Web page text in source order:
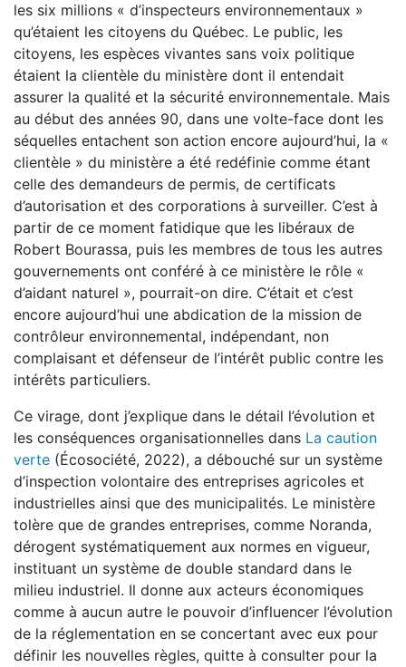
les six millions « d’inspecteurs environnementaux »
qu’étaient les citoyens du Québec. Le public, les
citoyens, les espèces vivantes sans voix politique
étaient la clientèle du ministère dont il entendait
assurer la qualité et la sécurité environnementale. Mais
au début des années 90, dans une volte-face dont les
séquelles entachent son action encore aujourd’hui, la «
clientèle » du ministère a été redéfinie comme étant
celle des demandeurs de permis, de certificats
d’autorisation et des corporations à surveiller. C’est à
partir de ce moment fatidique que les libéraux de
Robert Bourassa, puis les membres de tous les autres
gouvernements ont conféré à ce ministère le rôle «
d’aidant naturel », pourrait-on dire. C’était et c’est
encore aujourd’hui une abdication de la mission de
contrôleur environnemental, indépendant, non
complaisant et défenseur de l’intérêt public contre les
intérêts particuliers.
Ce virage, dont j’explique dans le détail l’évolution et
les conséquences organisationnelles dans La caution
verte (Écosociété, 2022), a débouché sur un système
d’inspection volontaire des entreprises agricoles et
industrielles ainsi que des municipalités. Le ministère
tolère que de grandes entreprises, comme Noranda,
dérogent systématiquement aux normes en vigueur,
instituant un système de double standard dans le
milieu industriel. Il donne aux acteurs économiques
comme à aucun autre le pouvoir d’influencer l’évolution
de la réglementation en se concertant avec eux pour
définir les nouvelles règles, quitte à consulter pour la